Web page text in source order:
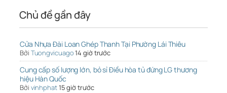
Chủ đề gần đây
Cửa Nhựa Đài Loan Ghép Thanh Tại Phường Lái Thiêu
Bởi Tuongvicuago14 giờ trước
Cung cấp số lượng lớn, bỏ sỉ Điều hòa tủ đứng LG thương
hiệu Hàn Quốc
Bởi vinhphat15 giờ trước